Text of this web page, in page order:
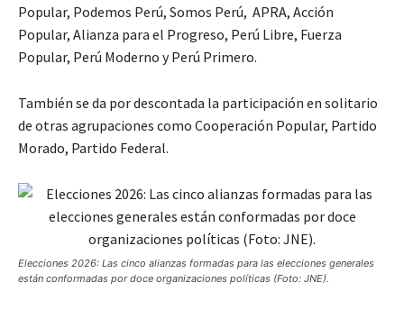
Popular, Podemos Perú, Somos Perú, APRA, Acción
Popular, Alianza para el Progreso, Perú Libre, Fuerza
Popular, Perú Moderno y Perú Primero.
También se da por descontada la participación en solitario
de otras agrupaciones como Cooperación Popular, Partido
Morado, Partido Federal.
Elecciones 2026: Las cinco alianzas formadas para las elecciones generales
están conformadas por doce organizaciones políticas (Foto: JNE).